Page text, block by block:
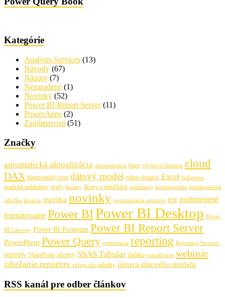
Kategórie
Analysis Services (13)
Návody (67)
Názory (7)
Nezaradené (1)
Novinky (52)
Power BI Report Server(11)
PowerApps (2)
Zaujímavosti (51)
Značky
automatická aktualizácia automatizácia bugy chybové hlásenie cloud
DAX diagnostický port dátový model editor dotazov Excel fullscreen
grafické indikátory grafy ikonky Ikony v tabuľkách indikátory kontingenčka kontingenčná
tabuľka licencie merítka novinky optimalizácia reportov PDF podmienené
formátovanie Power BIPower BI Desktop Power
BI Gateway Power BI Premium Power BI Report Server
PowerPivot Power Query prezentácia reporting Reporting Services
reporty SharePoint slicery SSAS Tabular tlačítka vizualizácie webinár
zdieľanie reportov zdroje dát záložky úprava dátového modelu
RSS kanál pre odber článkov